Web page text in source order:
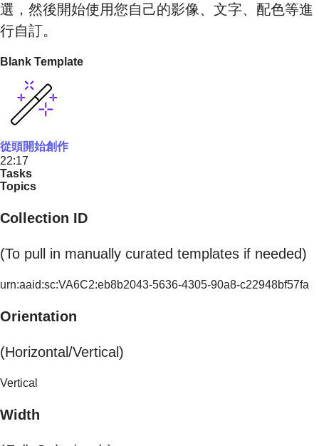
選，然後開始使用您自己的影像、文字、配色等進
行自訂。
Blank Template
從頭開始創作
22:17
Tasks
Topics
Collection ID
(To pull in manually curated templates if needed)
urn:aaid:sc:VA6C2:eb8b2043-5636-4305-90a8-c22948bf57fa
Orientation
(Horizontal/Vertical)
Vertical
Width